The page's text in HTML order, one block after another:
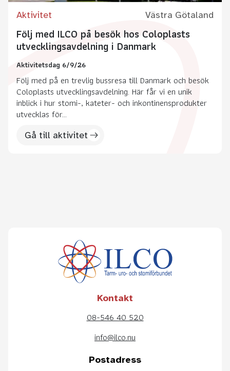
Aktivitet Västra Götaland
Följ med ILCO på besök hos Coloplasts
utvecklingsavdelning i Danmark
Aktivitetsdag 6/9/26
Följ med på en trevlig bussresa till Danmark och besök
Coloplasts utvecklingsavdelning. Här får vi en unik
inblick i hur stomi-, kateter- och inkontinensprodukter
utvecklas för...
Gå till aktivitet
Kontakt
08-546 40 520
info@ilco.nu
Postadress